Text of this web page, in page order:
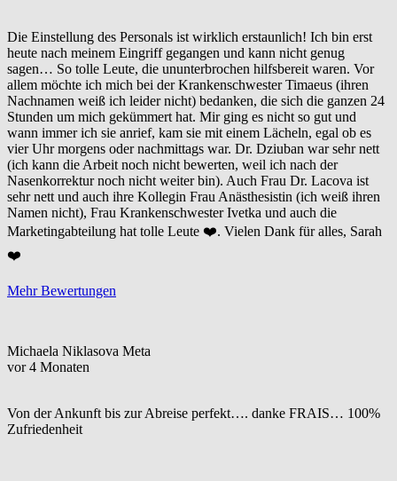
Die Einstellung des Personals ist wirklich erstaunlich! Ich bin erst
heute nach meinem Eingriff gegangen und kann nicht genug
sagen… So tolle Leute, die ununterbrochen hilfsbereit waren. Vor
allem möchte ich mich bei der Krankenschwester Timaeus (ihren
Nachnamen weiß ich leider nicht) bedanken, die sich die ganzen 24
Stunden um mich gekümmert hat. Mir ging es nicht so gut und
wann immer ich sie anrief, kam sie mit einem Lächeln, egal ob es
vier Uhr morgens oder nachmittags war. Dr. Dziuban war sehr nett
(ich kann die Arbeit noch nicht bewerten, weil ich nach der
Nasenkorrektur noch nicht weiter bin). Auch Frau Dr. Lacova ist
sehr nett und auch ihre Kollegin Frau Anästhesistin (ich weiß ihren
Namen nicht), Frau Krankenschwester Ivetka und auch die
Marketingabteilung hat tolle Leute ❤️. Vielen Dank für alles, Sarah
❤️
Mehr Bewertungen
Michaela Niklasova Meta
vor 4 Monaten
Von der Ankunft bis zur Abreise perfekt…. danke FRAIS… 100%
Zufriedenheit